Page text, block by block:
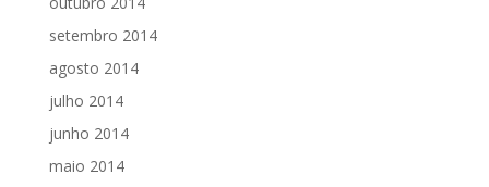
setembro 2014
agosto 2014
julho 2014
junho 2014
maio 2014